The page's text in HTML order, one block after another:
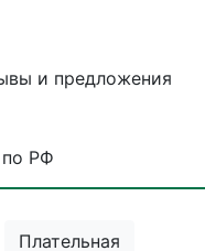
и предложения
по РФ
Плательная